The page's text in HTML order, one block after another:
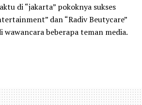
di “jakarta” pokoknya sukses
dan “Radiv Beutycare”
wawancara beberapa teman media.